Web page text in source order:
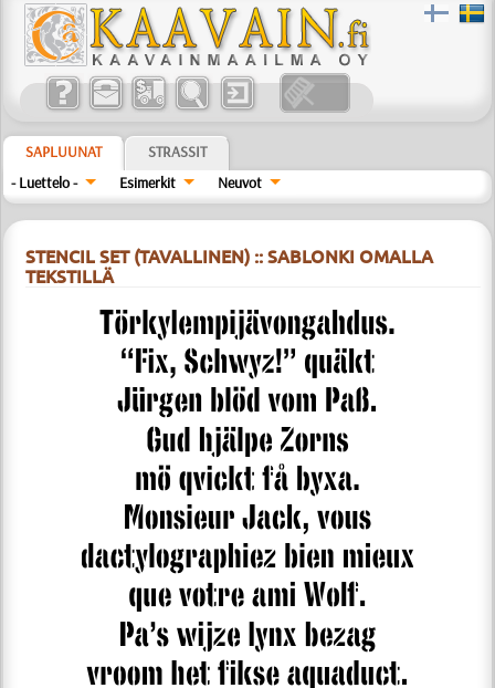
SAPLUUNAT
STRASSIT
- Luettelo -
Esimerkit Neuvot
STENCIL SET (TAVALLINEN) :: SABLONKI OMALLA
TEKSTILLÄ